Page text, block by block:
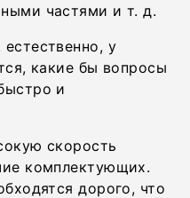
частями и т. д.
у
какие бы вопросы
и
скорость
комплектующих.
дорого, что